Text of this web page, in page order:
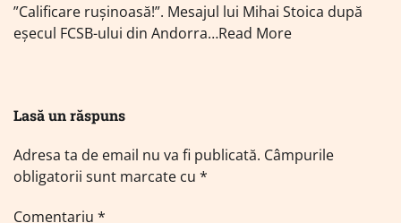
”Calificare rușinoasă!”. Mesajul lui Mihai Stoica după
eșecul FCSB-ului din Andorra…Read More
Lasă un răspuns
Adresa ta de email nu va fi publicată. Câmpurile
obligatorii sunt marcate cu *
Comentariu *